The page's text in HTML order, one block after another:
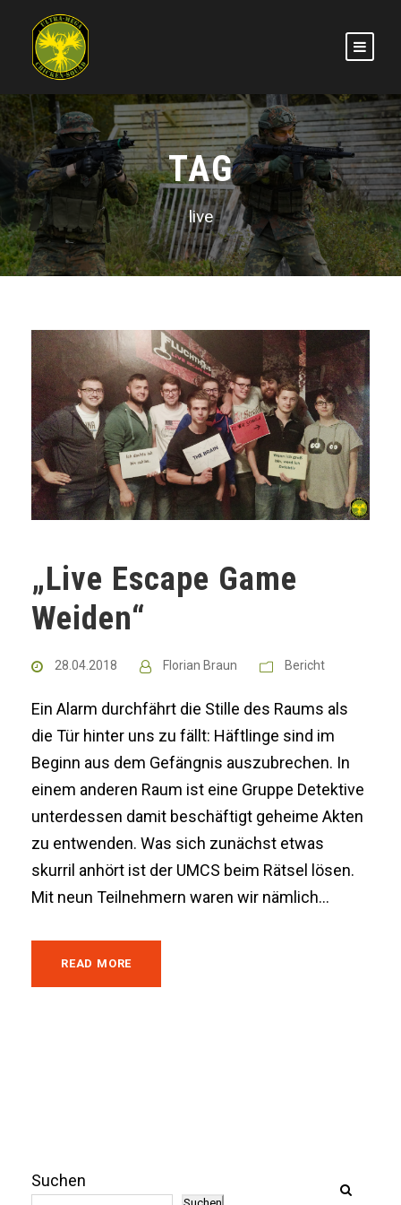
TAG
live
„Live Escape Game
Weiden“
28.04.2018 Florian Braun Bericht
Ein Alarm durchfährt die Stille des Raums als
die Tür hinter uns zu fällt: Häftlinge sind im
Beginn aus dem Gefängnis auszubrechen. In
einem anderen Raum ist eine Gruppe Detektive
unterdessen damit beschäftigt geheime Akten
zu entwenden. Was sich zunächst etwas
skurril anhört ist der UMCS beim Rätsel lösen.
Mit neun Teilnehmern waren wir nämlich...
READ MORE
Suchen